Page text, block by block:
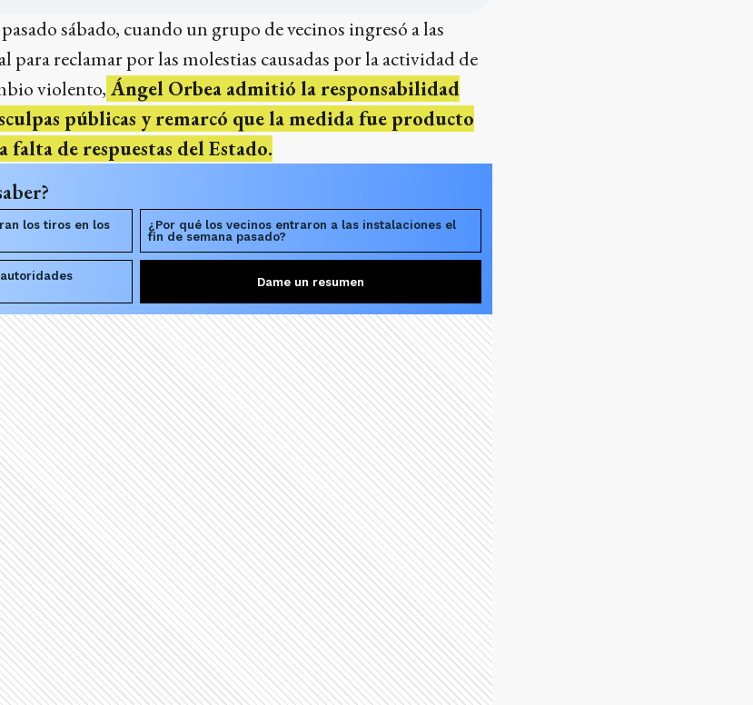
sábado, cuando un grupo de vecinos ingresó a las
para reclamar por las molestias causadas por la actividad de
violento, Ángel Orbea admitió la responsabilidad
públicas y remarcó que la medida fue producto
falta de respuestas del Estado.
los tiros en los
¿Por qué los vecinos entraron a las instalaciones el
fin de semana pasado?
Dame un resumen